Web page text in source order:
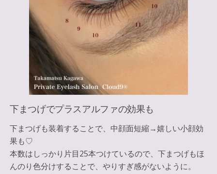
下まつげでプラスアルファの効果も
下まつげも装着することで、中顔面短縮→嬉しい小顔効
果も♡
本数はしっかり片目25本つけているので、下まつげもほ
んのり色分けすることで、やりすぎ感がないように。